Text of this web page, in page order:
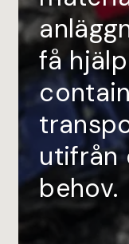
få
utifrån
behov.